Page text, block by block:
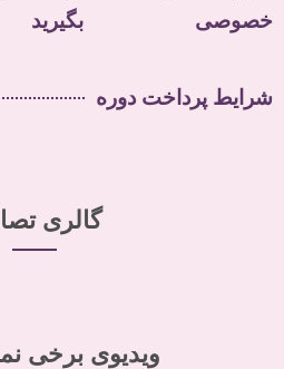
خصوصی
بگیرید
شرایط پرداخت دوره
گالری
ویدیوی برخی